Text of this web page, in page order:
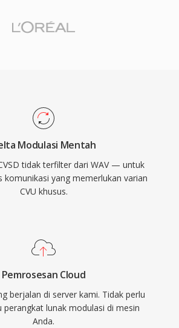
Modulasi Mentah
tidak terfilter dari WAV — untuk
komunikasi yang memerlukan varian
CVU khusus.
Pemrosesan Cloud
berjalan di server kami. Tidak perlu
perangkat lunak modulasi di mesin
Anda.